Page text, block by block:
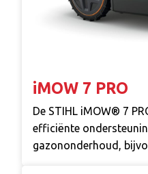
iMOW 7 PRO
De STIHL iMOW® 7
efficiënte
gazononderhoud,